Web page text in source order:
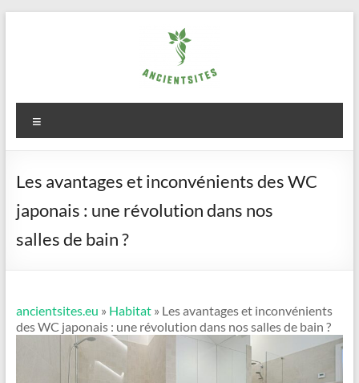
ancientsites.eu
Les avantages et inconvénients des WC
japonais : une révolution dans nos
salles de bain ?
ancientsites.eu » Habitat» Les avantages et inconvénients
des WC japonais : une révolution dans nos salles de bain ?